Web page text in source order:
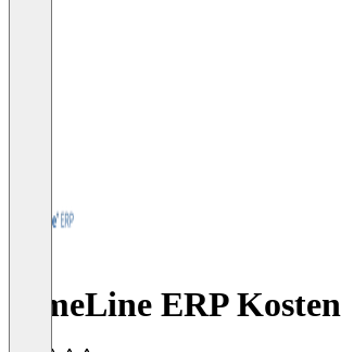
TimeLine ERP Kosten